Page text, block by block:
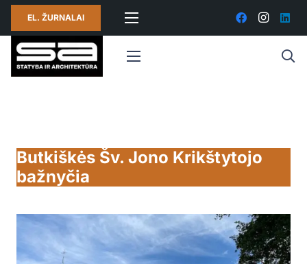
EL. ŽURNALAI
Butkiškės Šv. Jono Krikštytojo
bažnyčia